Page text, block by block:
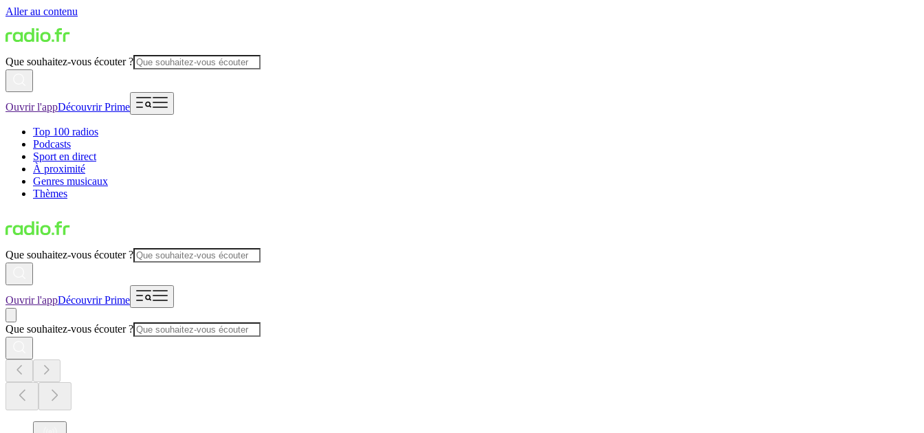
Aller au contenu
Que souhaitez-vous écouter ?
Ouvrir l'appDécouvrir Prime
Top 100 radios
Podcasts
Sport en direct
À proximité
Genres musicaux
Thèmes
Que souhaitez-vous écouter ?
Ouvrir l'appDécouvrir Prime
Que souhaitez-vous écouter ?